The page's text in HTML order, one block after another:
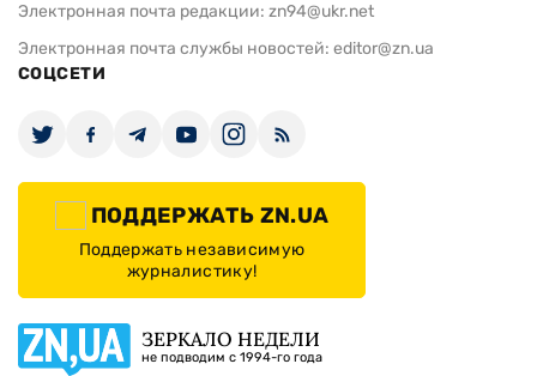
Электронная почта редакции: zn94@ukr.net
Электронная почта службы новостей: editor@zn.ua
СОЦСЕТИ
ПОДДЕРЖАТЬ ZN.UA
Поддержать независимую
журналистику!
ЗЕРКАЛО НЕДЕЛИ
не подводим с 1994-го года